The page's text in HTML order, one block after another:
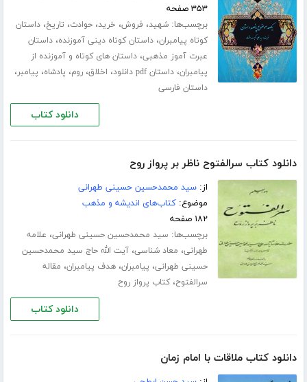
۳۵۳ صفحه
برچسب‌ها:شهید، فروش، خرید،حوادث، تاریخ،داستان
کوتاه پیامبران،داستان کوتاه دینی آموزنده،داستان
عبرت آموز مذهبی،داستان های کوتاه و آموزنده از
پیامبران،داستان pdf دانلود ، اخلاق،روم، پادشاه، پیامبر،
داستان فارسی
دانلود کتاب
دانلود کتاب سرالفتوح ناظر بر پرواز روح
از:سید محمدحسین حسینی طهرانی
موضوع:کتاب‌های اندیشه و مذهب
۱۸۲ صفحه
برچسب‌ها: سید محمدحسین حسینی طهرانی، علامه
طهرانی، معاد شناسی،آیت الله حاج سید محمدحسین
حسینی طهرانی، پیامبران،هدف پیامبران، مقاله
سرالفتوح،کتاب پرواز روح
دانلود کتاب
دانلود کتاب ملاقات با امام زمان